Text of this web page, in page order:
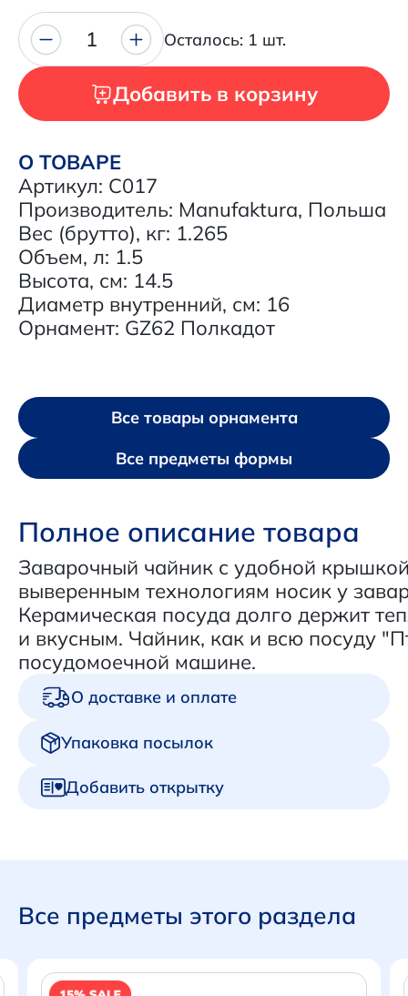
Наши соцсети:
О ТОВАРЕ
Артикул: C017
Производитель: Manufaktura, Польша
Вес (брутто), кг: 1.265
Объем, л: 1.5
Высота, см: 14.5
Диаметр внутренний, см: 16
Орнамент: GZ62 Полкадот
1 Осталось: 1 шт.
Добавить в корзину
Все товары орнамента
Все предметы формы
Полное описание товара
Заварочный чайник с удобной
выверенным технологиям носик у
Керамическая посуда долго держит
и вкусным. Чайник, как и всю посуду
посудомоечной машине.
О доставке и оплате
Упаковка посылок
Добавить открытку
Все предметы этого раздела